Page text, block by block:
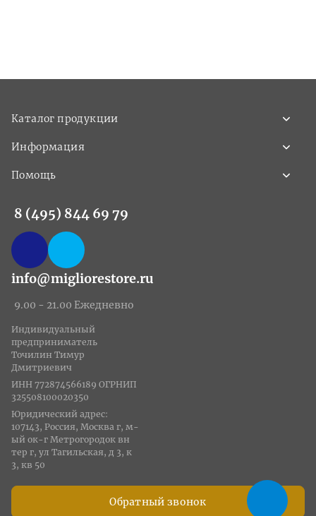
Каталог продукции
Информация
Помощь
8 (495) 844 69 79
info@migliorestore.ru
9.00 - 21.00 Ежедневно
Обратный звонок
Индивидуальный
предприниматель
Точилин Тимур
Дмитриевич
ИНН 772874566189 ОГРНИП
325508100020350
Юридический адрес:
107143, Россия, Москва г, м-
ый ок-г Метрогородок вн
тер г, ул Тагильская, д 3, к
3, кв 50